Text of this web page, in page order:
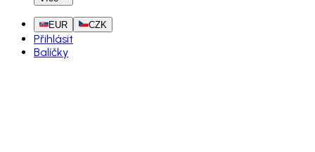
EUR CZK
Přihlásit
Balíčky